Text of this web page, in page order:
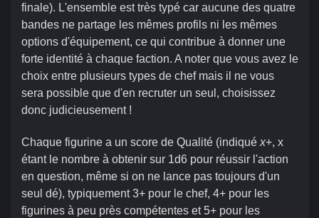
finale). L'ensemble est très typé car aucune des quatre
bandes ne partage les mêmes profils ni les mêmes
options d'équipement, ce qui contribue à donner une
forte identité à chaque faction. A noter que vous avez le
choix entre plusieurs types de chef mais il ne vous
sera possible que d'en recruter un seul, choisissez
donc judicieusement !
Chaque figurine a un score de Qualité (indiqué x+, x
étant le nombre à obtenir sur 1d6 pour réussir l'action
en question, même si on ne lance pas toujours d'un
seul dé), typiquement 3+ pour le chef, 4+ pour les
figurines à peu près compétentes et 5+ pour les